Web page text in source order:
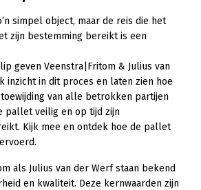
simpel object, maar de reis die het
zijn bestemming bereikt is een
geven Veenstra|Fritom & Julius van
inzicht in dit proces en laten zien hoe
van alle betrokken partijen
pallet veilig en op tijd zijn
Kijk mee en ontdek hoe de pallet
als Julius van der Werf staan bekend
en kwaliteit. Deze kernwaarden zijn